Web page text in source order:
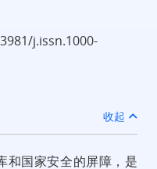
j.issn.1000-
收起
和国家安全的屏障，是